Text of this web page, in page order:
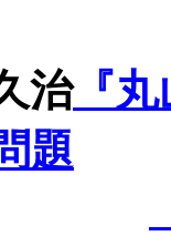
『丸
題